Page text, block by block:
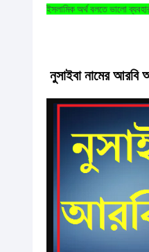
ইসলামিক অর্থ বলতে ভালো
নুসাইবা নামের আরবি